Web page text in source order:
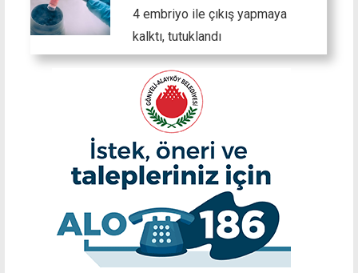
4 embriyo ile çıkış yapmaya
kalktı, tutuklandı